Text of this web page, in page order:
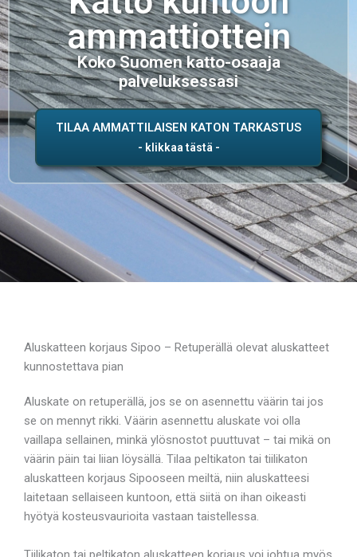
ammattiottein
Koko Suomen katto-osaaja
palveluksessasi
TILAA AMMATTILAISEN KATON TARKASTUS
Aluskatteen korjaus Sipoo – Retuperällä olevat aluskatteet
kunnostettava pian
Aluskate on retuperällä, jos se on asennettu väärin tai jos
se on mennyt rikki. Väärin asennettu aluskate voi olla
vaillapa sellainen, minkä ylösnostot puuttuvat – tai mikä on
väärin päin tai liian löysällä. Tilaa peltikaton tai tiilikaton
aluskatteen korjaus Sipooseen meiltä, niin aluskatteesi
laitetaan sellaiseen kuntoon, että siitä on ihan oikeasti
hyötyä kosteusvaurioita vastaan taistellessa.